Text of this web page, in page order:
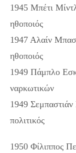
1945 Μπέτι
ηθοποιός
1947 Αλαίν
ηθοποιός
1949 Πάμπλο
ναρκωτικών
1949 Σεμπαστιάν
πολιτικός
1950 Φίλιππος